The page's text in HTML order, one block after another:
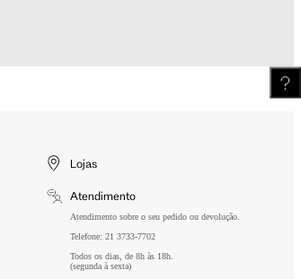
Lojas
Atendimento
Atendimento sobre o seu pedido ou devolução.
Telefone: 21 3733-7702
Todos os dias, de 8h às 18h.
(segunda à sexta)